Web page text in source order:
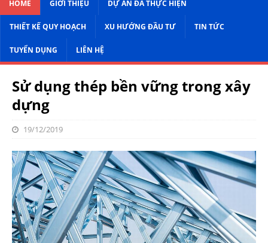
HOME GIỚI THIỆU DỰ ÁN ĐÃ THỰC HIỆN
THIẾT KẾ QUY HOẠCH XU HƯỚNG ĐẦU TƯ TIN TỨC
TUYỂN DỤNG LIÊN HỆ
Sử dụng thép bền vững trong xây
dựng
19/12/2019